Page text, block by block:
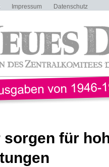
Impressum Datenschutz
sorgen für